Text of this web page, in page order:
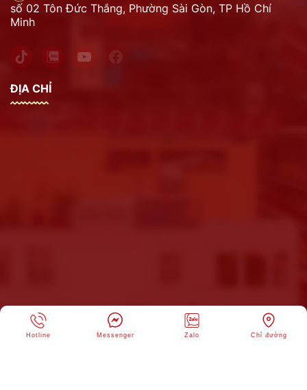
số 02 Tôn Đức Thắng, Phường Sài Gòn, TP Hồ Chí
Minh
ĐỊA CHỈ
CÔNG TY CỔ PHẦN THƯƠNG MẠI XI
Hotline Messenger Zalo Chỉ đường